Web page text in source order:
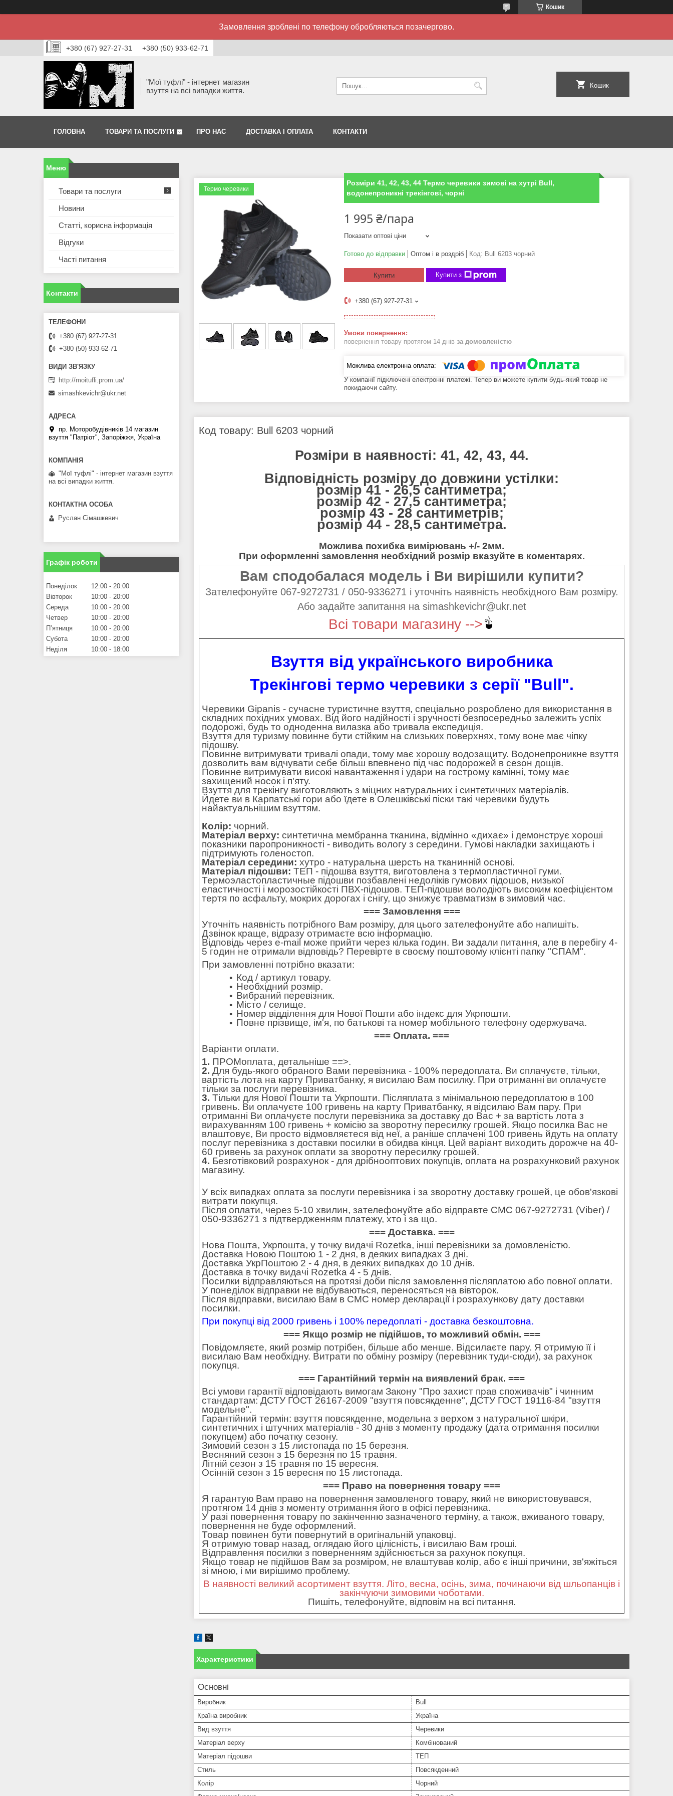
Кошик
Замовлення зроблені по телефону обробляються позачергово.
+380 (67) 927-27-31 +380 (50) 933-62-71
"Мої туфлі" - інтернет магазин
взуття на всі випадки життя.
Кошик
ГОЛОВНА ТОВАРИ ТА ПОСЛУГИ ПРО НАС ДОСТАВКА І ОПЛАТА КОНТАКТИ
Термо черевики
Розміри 41, 42, 43, 44 Термо черевики зимові на хутрі Bull,
водонепроникні трекінгові, чорні
1 995 ₴/пара
Показати оптові ціни
Готово до відправки Оптом і в роздріб Код: Bull 6203 чорний
Купити Купити з
+380 (67) 927-27-31
повернення товару протягом 14 днів за домовленістю
У компанії підключені електронні платежі. Тепер ви можете купити будь-який товар не
покидаючи сайту.
Код товару: Bull 6203 чорний
Розміри в наявності: 41, 42, 43, 44.
Відповідність розміру до довжини устілки:
розмір 41 - 26,5 сантиметра;
розмір 42 - 27,5 сантиметра;
розмір 43 - 28 сантиметрів;
розмір 44 - 28,5 сантиметра.
Можлива похибка вимірювань +/- 2мм.
При оформленні замовлення необхідний розмір вказуйте в коментарях.
Вам сподобалася модель і Ви вирішили купити?
Зателефонуйте 067-9272731 / 050-9336271 і уточніть наявність необхідного Вам розміру.
Або задайте запитання на simashkevichr@ukr.net
Всі товари магазину -->
Взуття від українського виробника
Трекінгові термо черевики з серії "Bull".
Черевики Gipanis - сучасне туристичне взуття, спеціально розроблено для використання в
складних похідних умовах. Від його надійності і зручності безпосередньо залежить успіх
подорожі, будь то одноденна вилазка або тривала експедиція.
Взуття для туризму повинне бути стійким на слизьких поверхнях, тому воне має чіпку
підошву.
Повинне витримувати тривалі опади, тому має хорошу водозащиту. Водонепроникне взуття
дозволить вам відчувати себе більш впевнено під час подорожей в сезон дощів.
Повинне витримувати високі навантаження і удари на гострому камінні, тому має
захищений носок і п'яту.
Взуття для трекінгу виготовляють з міцних натуральних і синтетичних матеріалів.
Йдете ви в Карпатські гори або їдете в Олешківські піски такі черевики будуть
найактуальнішим взуттям.
Колір: чорний.
Матеріал верху: синтетична мембранна тканина, відмінно «дихає» і демонструє хороші
показники паропроникності - виводить вологу з середини. Гумові накладки захищають і
підтримують голеностоп.
Матеріал середини: хутро - натуральна шерсть на тканинній основі.
Матеріал підошви: ТЕП - підошва взуття, виготовлена з термопластичної гуми.
Термоэластопластичные підошви позбавлені недоліків гумових підошов, низької
еластичності і морозостійкості ПВХ-підошов. ТЕП-підошви володіють високим коефіцієнтом
тертя по асфальту, мокрих дорогах і снігу, що знижує травматизм в зимовий час.
=== Замовлення ===
Уточніть наявність потрібного Вам розміру, для цього зателефонуйте або напишіть.
Дзвінок краще, відразу отримаєте всю інформацію.
Відповідь через e-mail може прийти через кілька годин. Ви задали питання, але в перебігу 4-
5 годин не отримали відповідь? Перевірте в своєму поштовому клієнті папку "СПАМ".
При замовленні потрібно вказати:
Код / артикул товару.
Необхідний розмір.
Вибраний перевізник.
Місто / селище.
Номер відділення для Нової Пошти або індекс для Укрпошти.
Повне прізвище, ім'я, по батькові та номер мобільного телефону одержувача.
=== Оплата. ===
Варіанти оплати.
1. ПРОМоплата, детальніше ==>.
2. Для будь-якого обраного Вами перевізника - 100% передоплата. Ви сплачуєте, тільки,
вартість лота на карту Приватбанку, я висилаю Вам посилку. При отриманні ви оплачуєте
тільки за послуги перевізника.
3. Тільки для Нової Пошти та Укрпошти. Післяплата з мінімальною передоплатою в 100
гривень. Ви оплачуєте 100 гривень на карту Приватбанку, я відсилаю Вам пару. При
отриманні Ви оплачуєте послуги перевізника за доставку до Вас + за вартість лота з
вирахуванням 100 гривень + комісію за зворотну пересилку грошей. Якщо посилка Вас не
влаштовує, Ви просто відмовляєтеся від неї, а раніше сплачені 100 гривень йдуть на оплату
послуг перевізника з доставки посилки в обидва кінця. Цей варіант виходить дорожче на 40-
60 гривень за рахунок оплати за зворотну пересилку грошей.
4. Безготівковий розрахунок - для дрібнооптових покупців, оплата на розрахунковий рахунок
магазину.
У всіх випадках оплата за послуги перевізника і за зворотну доставку грошей, це обов'язкові
витрати покупця.
Після оплати, через 5-10 хвилин, зателефонуйте або відправте СМС 067-9272731 (Viber) /
050-9336271 з підтвердженням платежу, хто і за що.
=== Доставка. ===
Нова Пошта, Укрпошта, у точку видачі Rozetka, інші перевізники за домовленістю.
Доставка Новою Поштою 1 - 2 дня, в деяких випадках 3 дні.
Доставка УкрПоштою 2 - 4 дня, в деяких випадках до 10 днів.
Доставка в точку видачі Rozetka 4 - 5 днів.
Посилки відправляються на протязі доби після замовлення післяплатою або повної оплати.
У понеділок відправки не відбуваються, переносяться на вівторок.
Після відправки, висилаю Вам в СМС номер декларації і розрахункову дату доставки
посилки.
При покупці від 2000 гривень і 100% передоплаті - доставка безкоштовна.
=== Якщо розмір не підійшов, то можливий обмін. ===
Повідомляєте, який розмір потрібен, більше або менше. Відсилаєте пару. Я отримую її і
висилаю Вам необхідну. Витрати по обміну розміру (перевізник туди-сюди), за рахунок
покупця.
=== Гарантійний термін на виявлений брак. ===
Всі умови гарантії відповідають вимогам Закону "Про захист прав споживачів" і чинним
стандартам: ДСТУ ГОСТ 26167-2009 "взуття повсякденне", ДСТУ ГОСТ 19116-84 "взуття
модельне".
Гарантійний термін: взуття повсякденне, модельна з верхом з натуральної шкіри,
синтетичних і штучних матеріалів - 30 днів з моменту продажу (дата отримання посилки
покупцем) або початку сезону.
Зимовий сезон з 15 листопада по 15 березня.
Весняний сезон з 15 березня по 15 травня.
Літній сезон з 15 травня по 15 вересня.
Осінній сезон з 15 вересня по 15 листопада.
=== Право на повернення товару ===
Я гарантую Вам право на повернення замовленого товару, який не використовувався,
протягом 14 днів з моменту отримання його в офісі перевізника.
У разі повернення товару по закінченню зазначеного терміну, а також, вживаного товару,
повернення не буде оформлений.
Товар повинен бути повернутий в оригінальній упаковці.
Я отримую товар назад, оглядаю його цілісність, і висилаю Вам гроші.
Відправлення посилки з поверненням здійснюється за рахунок покупця.
Якщо товар не підійшов Вам за розміром, не влаштував колір, або є інші причини, зв'яжіться
зі мною, і ми вирішимо проблему.
В наявності великий асортимент взуття. Літо, весна, осінь, зима, починаючи від шльопанців і
закінчуючи зимовими чоботами.
Пишіть, телефонуйте, відповім на всі питання.
Характеристики
Основні
Виробник
Bull
Країна виробник
Україна
Вид взуття
Черевики
Матеріал верху
Комбінований
Матеріал підошви
ТЕП
Стиль
Повсякденний
Колір
Чорний
Товари та послуги
Новини
Статті, корисна інформація
Відгуки
Часті питання
Контакти
+380 (67) 927-27-31
+380 (50) 933-62-71
http://moitufli.prom.ua/
simashkevichr@ukr.net
пр. Моторобудівників 14 магазин
взуття "Патріот", Запоріжжя, Україна
"Мої туфлі" - інтернет магазин взуття
на всі випадки життя.
Руслан Сімашкевич
Графік роботи
Понеділок 12:00
20:00
Вівторок
10:00
20:00
Середа
10:00
20:00
Четвер
10:00
20:00
Пʼятниця
10:00
20:00
Субота
10:00
20:00
Неділя
10:00 18:00